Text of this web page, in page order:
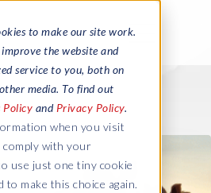
to make our site work.
the website and
service to you, both on
media. To find out
Policy and Privacy Policy.
when you visit
with your
use just one tiny cookie
make this choice again.